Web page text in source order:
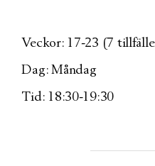
Veckor: 17-23 (7
Dag: Måndag
Tid: 18:30-19:30